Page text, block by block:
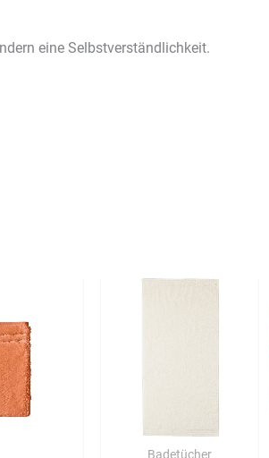
eine Selbstverständlichkeit.
Badetücher